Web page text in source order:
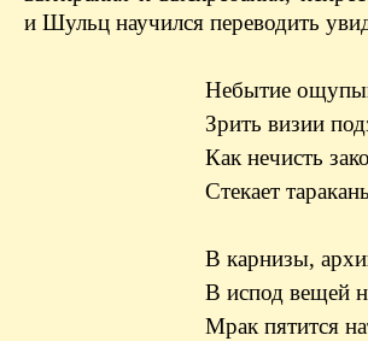
и Шульц научился переводить
Небытие
Зрить визии
Как нечисть
Стекает
В карнизы,
В испод вещей
Мрак пятится